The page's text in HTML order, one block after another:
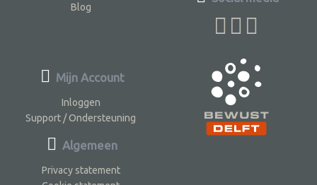
Blog
Mijn Account
Inloggen
Support / Ondersteuning
Algemeen
Privacy statement